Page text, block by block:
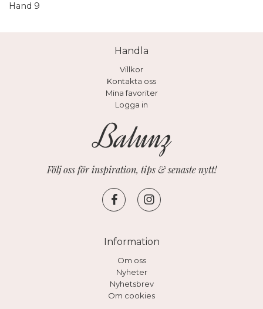
Hand 9
Handla
Villkor
Kontakta oss
Mina favoriter
Logga in
Följ oss för inspiration, tips & senaste nytt!
Information
Om oss
Nyheter
Nyhetsbrev
Om cookies